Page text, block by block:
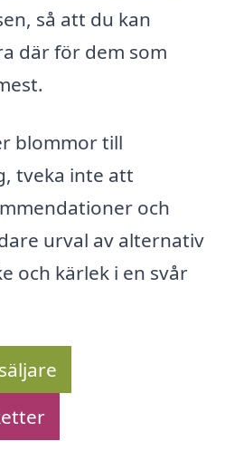
så att du kan
där för dem som
blommor till
tveka inte att
och
urval av alternativ
och kärlek i en svår